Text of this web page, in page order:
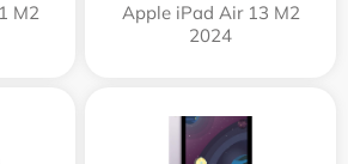
M2
Apple iPad Air 13 M2
2024